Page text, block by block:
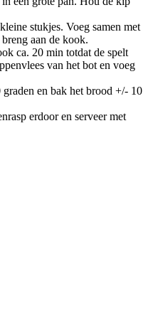
stukjes. Voeg samen met
aan de kook.
ca. 20 min totdat de spelt
van het bot en voeg
en bak het brood +/- 10
erdoor en serveer met